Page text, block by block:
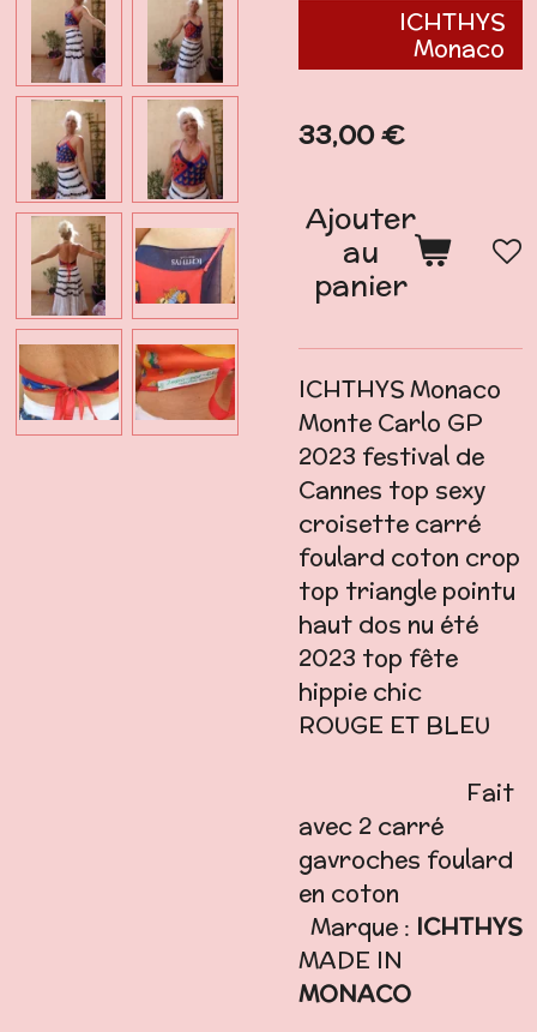
ICHTHYS
Monaco
33,00 €
Ajouter
au
panier
ICHTHYS Monaco
Monte Carlo GP
2023 festival de
Cannes top sexy
croisette carré
foulard coton crop
top triangle pointu
haut dos nu été
2023 top fête
hippie chic
ROUGE ET BLEU
Fait
avec 2 carré
gavroches foulard
en coton
Marque : ICHTHYS
MADE IN
MONACO